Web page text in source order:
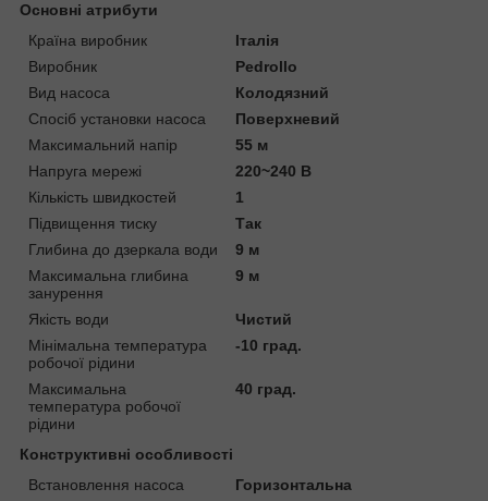
Основні атрибути
Країна виробник
Італія
Виробник
Pedrollo
Вид насоса
Колодязний
Спосіб установки насоса
Поверхневий
Максимальний напір
55 м
Напруга мережі
220~240 В
Кількість швидкостей
1
Підвищення тиску
Так
Глибина до дзеркала води
9 м
Максимальна глибина
занурення
9 м
Якість води
Чистий
Мінімальна температура
робочої рідини
-10 град.
Максимальна
температура робочої
рідини
40 град.
Конструктивні особливості
Встановлення насоса
Горизонтальна